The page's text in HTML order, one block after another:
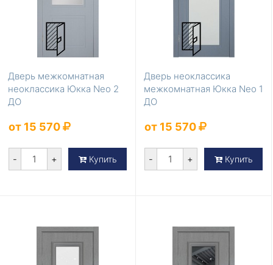
Дверь межкомнатная
неоклассика Юкка Neo 2
ДО
от 15 570
- + Купить
Дверь неоклассика
межкомнатная Юкка Neo 1
ДО
от 15 570
- + Купить